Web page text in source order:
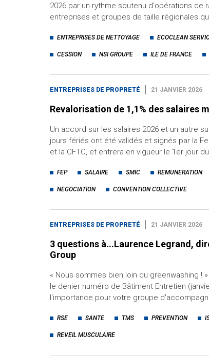
2026 par un rythme soutenu d'opérations de
entreprises et groupes de taille régionales
ENTREPRISES DE NETTOYAGE ECOCLEAN
CESSION NSI GROUPE ILE DE FRANCE
ENTREPRISES DE PROPRETÉ 21 JANVIER 2026
Revalorisation de 1,1% des salaires
Un accord sur les salaires 2026 et un autre
jours fériés ont été validés et signés par la
et la CFTC, et entrera en vigueur le 1er jour du…
FEP SALAIRE SMIC REMUNERATION
NEGOCIATION CONVENTION COLLECTIVE
ENTREPRISES DE PROPRETÉ 21 JANVIER 2026
3 questions à...Laurence Legrand,
Group
« Nous sommes bien loin du greenwashing !
le denier numéro de Bâtiment Entretien
l'importance pour votre groupe
RSE SANTE TMS PREVENTION
REVEIL MUSCULAIRE